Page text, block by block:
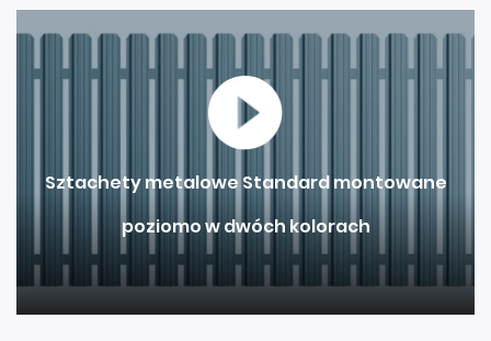
Sztachety metalowe Standard montowane
poziomo w dwóch kolorach